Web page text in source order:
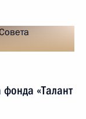
фонда «Талант